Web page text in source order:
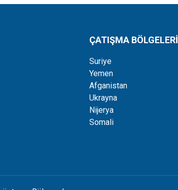
ÇATIŞMA BÖLGELERİ
Suriye
Yemen
Afganistan
Ukrayna
Nijerya
Somali